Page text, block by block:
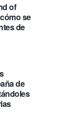
of
se
de
de